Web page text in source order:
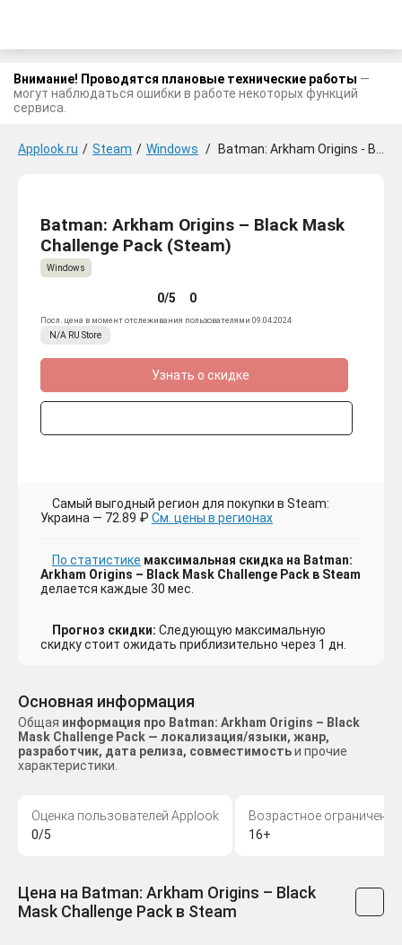
Внимание! Проводятся плановые технические работы —
могут наблюдаться ошибки в работе некоторых функций
сервиса.
Applook.ru / Steam / Windows / Batman: Arkham Origins - Black Mask Challenge Pack
Batman: Arkham Origins – Black Mask
Challenge Pack (Steam)
Windows
0/5 0
Посл. цена в момент отслеживания пользователями 09.04.2024
N/A RU Store
Узнать о скидке
Самый выгодный регион для покупки в Steam:
Украина — 72.89 ₽ См. цены в регионах
По статистике максимальная скидка на Batman:
Arkham Origins – Black Mask Challenge Pack в Steam
делается каждые 30 мес.
Прогноз скидки: Следующую максимальную
скидку стоит ожидать приблизительно через 1 дн.
Основная информация
Общая информация про Batman: Arkham Origins – Black
Mask Challenge Pack — локализация/языки, жанр,
разработчик, дата релиза, совместимостьи прочие
характеристики.
Оценка пользователей Applook
0/5
Возрастное ограничение
16+
Цена на Batman: Arkham Origins – Black
Mask Challenge Pack в Steam